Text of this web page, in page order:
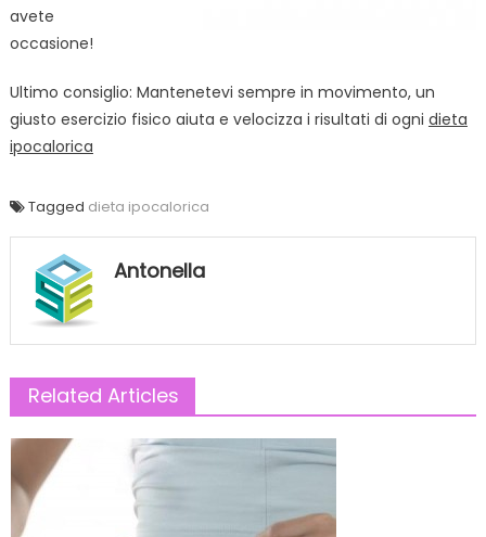
avete
occasione!
Ultimo consiglio: Mantenetevi sempre in movimento, un
giusto esercizio fisico aiuta e velocizza i risultati di ogni dieta
ipocalorica
Tagged dieta ipocalorica
Antonella
Related Articles